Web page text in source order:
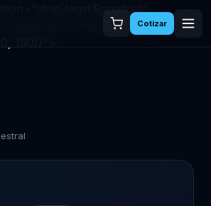
substr(strip_tags($producto-
160))">
Cotizar